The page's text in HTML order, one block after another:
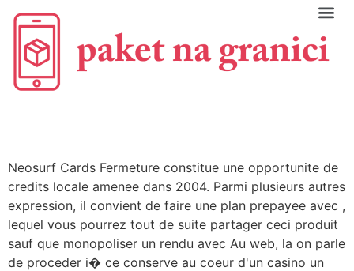
Neosurf Cards Fermeture constitue une opportunite de
credits locale amenee dans 2004. Parmi plusieurs autres
expression, il convient de faire une plan prepayee avec ,
lequel vous pourrez tout de suite partager ceci produit
sauf que monopoliser un rendu avec Au web, la on parle
de proceder i� ce conserve au coeur d'un casino un